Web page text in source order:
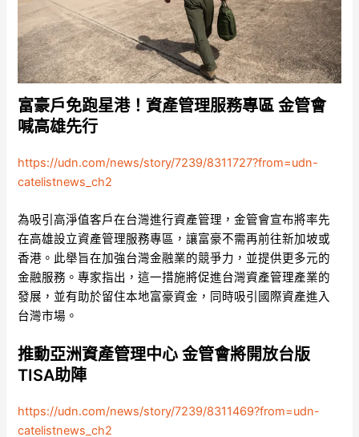
富豪戶免跑星港！資產管理服務專區 金管會
喊高雄先行
https://udn.com/news/story/7239/8311727?from=udn-
catelistnews_ch2
為吸引高淨值客戶在台灣進行資產管理，金管會宣布將率先
在高雄設立資產管理服務專區，讓富豪不需再前往新加坡或
香港。此舉旨在加強台灣金融業的競爭力，並提供更多元的
金融服務。專家指出，這一措施將促進台灣資產管理產業的
發展，並有助於留住本地富豪資金，同時吸引國際資產進入
台灣市場。
推動亞洲資產管理中心 金管會將開放台版
TISA助陣
https://udn.com/news/story/7239/8311469?from=udn-
catelistnews_ch2